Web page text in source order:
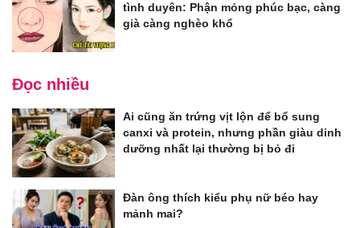
tình duyên: Phận mỏng phúc bạc, càng
già càng nghèo khổ
Đọc nhiều
Ai cũng ăn trứng vịt lộn để bổ sung
canxi và protein, nhưng phần giàu dinh
dưỡng nhất lại thường bị bỏ đi
Đàn ông thích kiểu phụ nữ béo hay
mảnh mai?